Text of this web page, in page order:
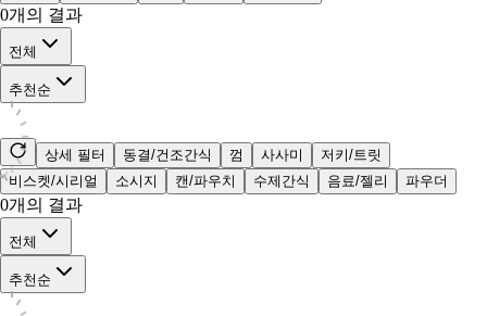
0개의 결과
전체
추천순
상세 필터 동결/건조간식 껌 사사미
저키/트릿
비스켓/시리얼
소시지 캔/파우치 수제간식 음료/젤리 파우더
0개의 결과
전체
추천순